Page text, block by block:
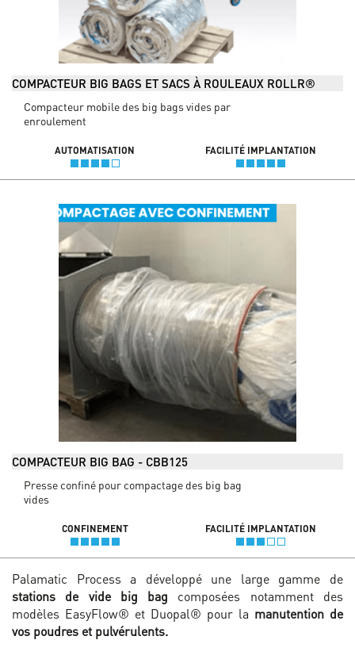
COMPACTEUR BIG BAGS ET SACS À ROULEAUX ROLLR®
Compacteur mobile des big bags vides par
enroulement
AUTOMATISATION FACILITÉ IMPLANTATION
COMPACTEUR BIG BAG - CBB125
Presse confiné pour compactage des big bag
vides
CONFINEMENT FACILITÉ IMPLANTATION
Palamatic Process a développé une large gamme de
stations de vide big bag composées notamment des
modèles EasyFlow® et Duopal® pour la manutention de
vos poudres et pulvérulents.